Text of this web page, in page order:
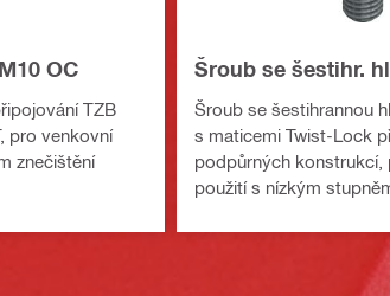
OC
TZB
pro venkovní
znečištění
Šroub se šestihr.
Šroub se šestihrannou
s maticemi Twist-Lock
podpůrných konstrukcí,
použití s nízkým